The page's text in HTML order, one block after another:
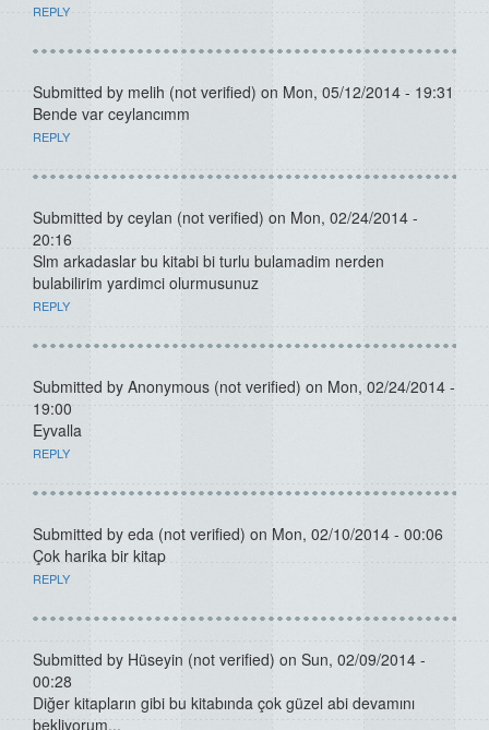
REPLY
Submitted by melih (not verified) on Mon, 05/12/2014 - 19:31
Bende var ceylancımm
REPLY
Submitted by ceylan (not verified) on Mon, 02/24/2014 -
20:16
Slm arkadaslar bu kitabi bi turlu bulamadim nerden
bulabilirim yardimci olurmusunuz
REPLY
Submitted by Anonymous (not verified) on Mon, 02/24/2014 -
19:00
Eyvalla
REPLY
Submitted by eda (not verified) on Mon, 02/10/2014 - 00:06
Çok harika bir kitap
REPLY
Submitted by Hüseyin (not verified) on Sun, 02/09/2014 -
00:28
Diğer kitapların gibi bu kitabında çok güzel abi devamını
bekliyorum...